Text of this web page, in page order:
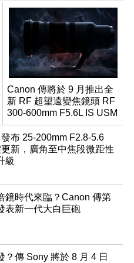
Canon 傳將於 9 月推出全
新 RF 超望遠變焦鏡頭 RF
300-600mm F5.6L IS USM
布 25-200mm F2.8-5.6
新，廣角至中焦段微距性
級
鏡時代來臨？Canon 傳第
表新一代大白巨砲
？傳 Sony 將於 8 月 4 日